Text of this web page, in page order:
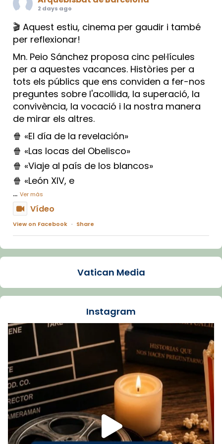
2 days ago
🎬 Aquest estiu, cinema per gaudir i també
per reflexionar!
Mn. Peio Sánchez proposa cinc pel·lícules
per a aquestes vacances. Històries per a
tots els públics que ens conviden a fer-nos
preguntes sobre l'acollida, la superació, la
convivència, la vocació i la nostra manera
de mirar els altres.
🍿 «El día de la revelación»
🍿 «Las locas del Obelisco»
🍿 «Viaje al país de los blancos»
🍿 «León XIV, e
... Ver más
Vídeo
View on Facebook · Share
Arquebisbat de Barcelona
La Carmina va patir depressió. Fa gairebé
dos mesos, a l'Estadi Lluís Companys, la
Recupera l'entrevista comp
Vatican
tican News 👇
www.vaticannews.va/es/iglesia/news/2026-
07/carmina-historia-depresion-papa-viaje-
espana-testimoni...
Foto
View on Facebook · Share
Vatican Media
Instagram